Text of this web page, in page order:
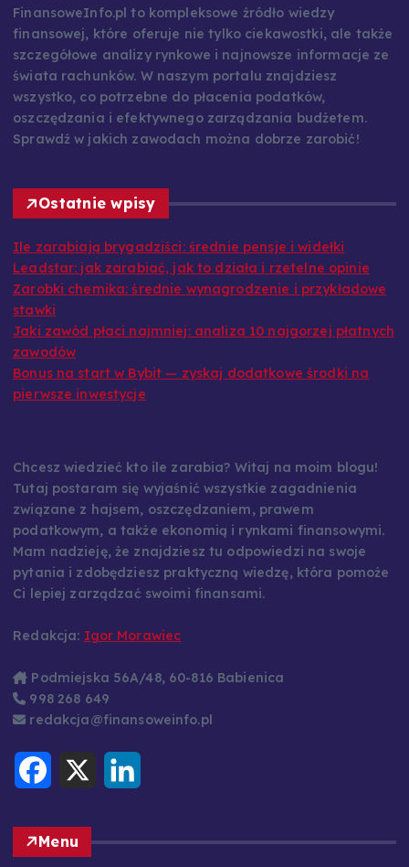
FinansoweInfo.pl to kompleksowe źródło wiedzy
finansowej, które oferuje nie tylko ciekawostki, ale także
szczegółowe analizy rynkowe i najnowsze informacje ze
świata rachunków. W naszym portalu znajdziesz
wszystko, co potrzebne do płacenia podatków,
oszczędzania i efektywnego zarządzania budżetem.
Sprawdź w jakich zawodach można dobrze zarobić!
Ostatnie wpisy
Ile zarabiają brygadziści: średnie pensje i widełki
Leadstar: jak zarabiać, jak to działa i rzetelne opinie
Zarobki chemika: średnie wynagrodzenie i przykładowe
stawki
Jaki zawód płaci najmniej: analiza 10 najgorzej płatnych
zawodów
Bonus na start w Bybit — zyskaj dodatkowe środki na
pierwsze inwestycje
Chcesz wiedzieć kto ile zarabia? Witaj na moim blogu!
Tutaj postaram się wyjaśnić wszystkie zagadnienia
związane z hajsem, oszczędzaniem, prawem
podatkowym, a także ekonomią i rynkami finansowymi.
Mam nadzieję, że znajdziesz tu odpowiedzi na swoje
pytania i zdobędziesz praktyczną wiedzę, która pomoże
Ci lepiej zarządzać swoimi finansami.
Redakcja: Igor Morawiec
Podmiejska 56A/48, 60-816 Babienica
998 268 649
redakcja@finansoweinfo.pl
o
o
k
X
I
Menu